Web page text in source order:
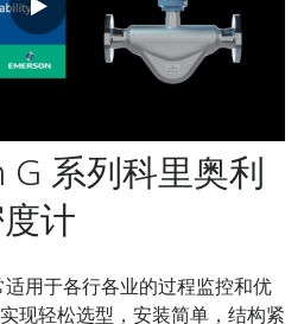
系列科里奥利
计
用于各行各业的过程监控和优
现轻松选型，安装简单，结构紧